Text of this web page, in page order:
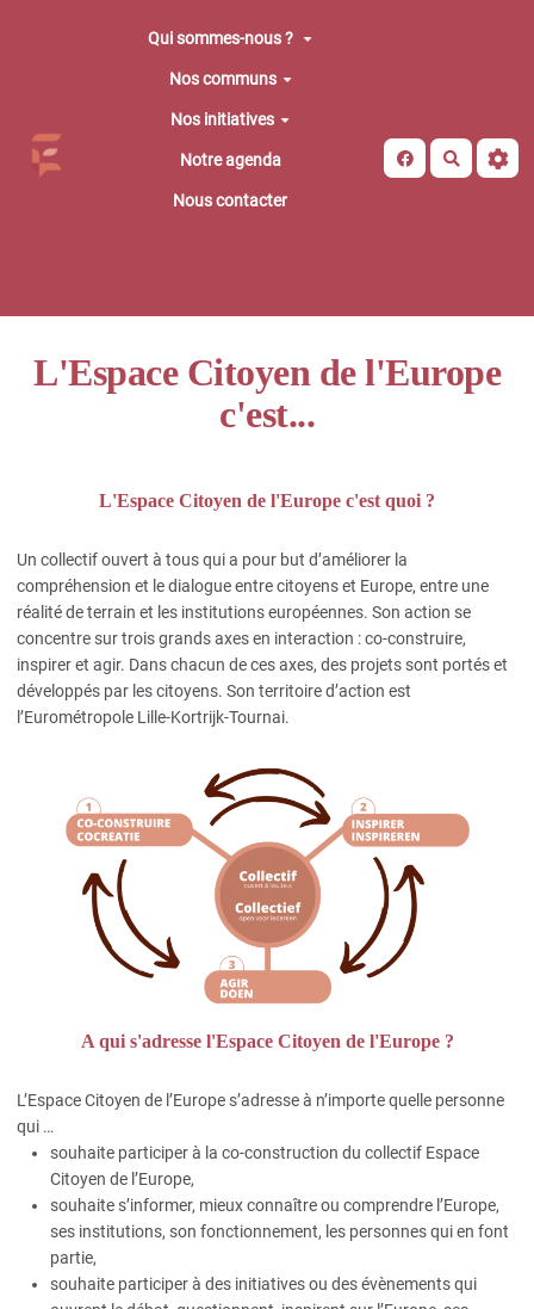
Qui sommes-nous ?
Nos communs
Nos initiatives
Notre agenda
Nous contacter
L'Espace Citoyen de l'Europe
c'est...
L'Espace Citoyen de l'Europe c'est quoi ?
Un collectif ouvert à tous qui a pour but d’améliorer la
compréhension et le dialogue entre citoyens et Europe, entre une
réalité de terrain et les institutions européennes. Son action se
concentre sur trois grands axes en interaction : co-construire,
inspirer et agir. Dans chacun de ces axes, des projets sont portés et
développés par les citoyens. Son territoire d’action est
l’Eurométropole Lille-Kortrijk-Tournai.
A qui s'adresse l'Espace Citoyen de l'Europe ?
L’Espace Citoyen de l’Europe s’adresse à n’importe quelle personne
qui …
souhaite participer à la co-construction du collectif Espace
Citoyen de l’Europe,
souhaite s’informer, mieux connaître ou comprendre l’Europe,
ses institutions, son fonctionnement, les personnes qui en font
partie,
souhaite participer à des initiatives ou des évènements qui